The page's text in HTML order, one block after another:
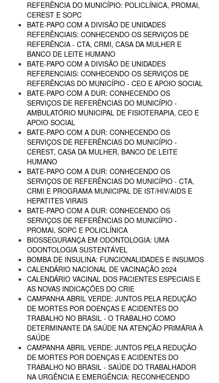
REFERÊNCIA DO MUNICÍPIO: POLICLÍNICA, PROMAI,
CEREST E SOPC
BATE-PAPO COM A DIVISÃO DE UNIDADES
REFERÊNCIAIS: CONHECENDO OS SERVIÇOS DE
REFERÊNCIA - CTA, CRMI, CASA DA MULHER E
BANCO DE LEITE HUMANO
BATE-PAPO COM A DIVISÃO DE UNIDADES
REFERENCIAIS: CONHECENDO OS SERVIÇOS DE
REFERÊNCIAS DO MUNICÍPIO - CEO E APOIO SOCIAL
BATE-PAPO COM A DUR: CONHECENDO OS
SERVIÇOS DE REFERÊNCIAS DO MUNICÍPIO -
AMBULATÓRIO MUNICIPAL DE FISIOTERAPIA, CEO E
APOIO SOCIAL
BATE-PAPO COM A DUR: CONHECENDO OS
SERVIÇOS DE REFERÊNCIAS DO MUNICÍPIO -
CEREST, CASA DA MULHER, BANCO DE LEITE
HUMANO
BATE-PAPO COM A DUR: CONHECENDO OS
SERVIÇOS DE REFERÊNCIAS DO MUNICÍPIO - CTA,
CRMI E PROGRAMA MUNICIPAL DE IST/HIV/AIDS E
HEPATITES VIRAIS
BATE-PAPO COM A DUR: CONHECENDO OS
SERVIÇOS DE REFERÊNCIAS DO MUNICÍPIO -
PROMAI, SOPC E POLICLÍNICA
BIOSSEGURANÇA EM ODONTOLOGIA: UMA
ODONTOLOGIA SUSTENTÁVEL
BOMBA DE INSULINA: FUNCIONALIDADES E INSUMOS
CALENDÁRIO NACIONAL DE VACINAÇÃO 2024
CALENDÁRIO VACINAL DOS PACIENTES ESPECIAIS E
AS NOVAS INDICAÇÕES DO CRIE
CAMPANHA ABRIL VERDE: JUNTOS PELA REDUÇÃO
DE MORTES POR DOENÇAS E ACIDENTES DO
TRABALHO NO BRASIL - O TRABALHO COMO
DETERMINANTE DA SAÚDE NA ATENÇÃO PRIMÁRIA À
SAÚDE
CAMPANHA ABRIL VERDE: JUNTOS PELA REDUÇÃO
DE MORTES POR DOENÇAS E ACIDENTES DO
TRABALHO NO BRASIL - SAÚDE DO TRABALHADOR
NA URGÊNCIA E EMERGÊNCIA: RECONHECENDO